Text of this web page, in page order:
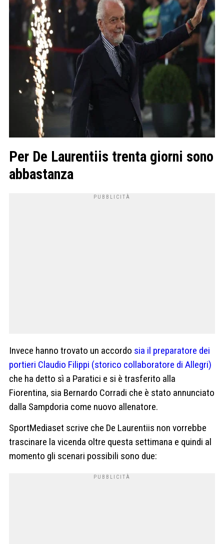
Per De Laurentiis trenta giorni sono
abbastanza
Invece hanno trovato un accordo sia il preparatore dei
portieri Claudio Filippi (storico collaboratore di Allegri)
che ha detto sì a Paratici e si è trasferito alla
Fiorentina, sia Bernardo Corradi che è stato annunciato
dalla Sampdoria come nuovo allenatore.
SportMediaset scrive che De Laurentiis non vorrebbe
trascinare la vicenda oltre questa settimana e quindi al
momento gli scenari possibili sono due: